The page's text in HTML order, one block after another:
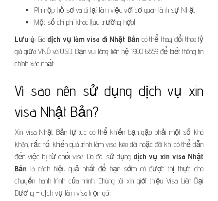
Phí nộp hồ sơ và đi lại làm việc với cơ quan lãnh sự Nhật
Một số chi phí khác (tùy trường hợp)
Lưu ý: Giá dịch vụ làm visa đi Nhật Bản có thể thay đổi theo tỷ
giá giữa VNĐ và USD. Bạn vui lòng liên hệ 1900 6859 để biết thông tin
chính xác nhất.
Vì sao nên sử dụng dịch vụ xin
visa Nhật Bản?
Xin visa Nhật Bản tự túc có thể khiến bạn gặp phải một số khó
khăn, rắc rối khiến quá trình làm visa kéo dài hoặc đôi khi có thể dẫn
đến việc bị từ chối visa. Do đó, sử dụng dịch vụ xin visa Nhật
Bản là cách hiệu quả nhất để bạn sớm có được thị thực cho
chuyến hành trình của mình. Chúng tôi xin giới thiệu Visa Liên Đại
Dương – dịch vụ làm visa trọn gói: